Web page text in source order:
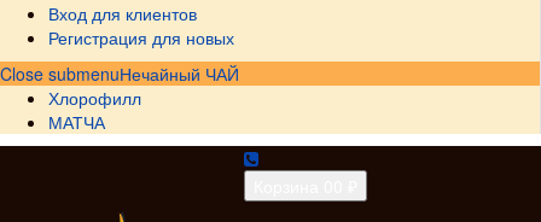
Вход для клиентов
Регистрация для новых
Close submenuНечайный ЧАЙ
Хлорофилл
МАТЧА